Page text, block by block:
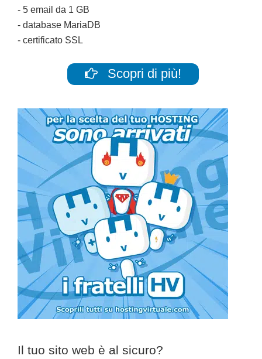
- 5 email da 1 GB
- database MariaDB
- certificato SSL
Scopri di più!
Il tuo sito web è al sicuro?